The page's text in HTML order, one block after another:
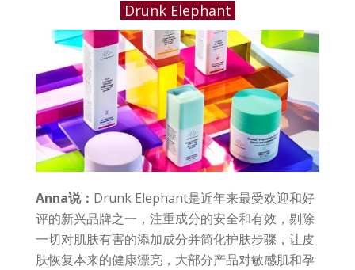
Drunk Elephant
Anna说： Drunk Elephant是近年来最受欢迎和好
评的新兴品牌之一，注重成分的安全和有效，剔除
一切对肌肤有害的添加成分并简化护肤步骤，让皮
肤恢复本来的健康漂亮，大部分产品对敏感肌和孕